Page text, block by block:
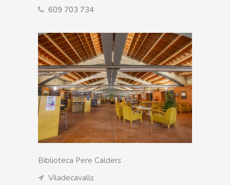
609 703 734
Biblioteca Pere Calders
Viladecavalls